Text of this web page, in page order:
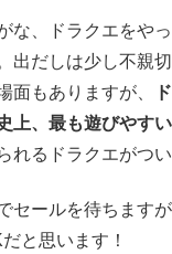
な、ドラクエをや
出だしは少し不親
面もありますが、
上、最も遊びやす
れるドラクエがつい
セールを待ちます
と思います！